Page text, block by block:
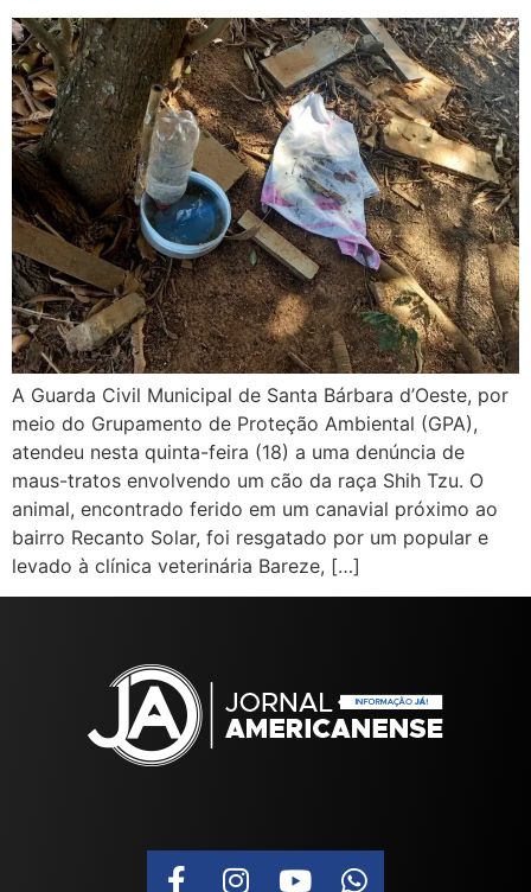
A Guarda Civil Municipal de Santa Bárbara d’Oeste, por
meio do Grupamento de Proteção Ambiental (GPA),
atendeu nesta quinta-feira (18) a uma denúncia de
maus-tratos envolvendo um cão da raça Shih Tzu. O
animal, encontrado ferido em um canavial próximo ao
bairro Recanto Solar, foi resgatado por um popular e
levado à clínica veterinária Bareze, […]